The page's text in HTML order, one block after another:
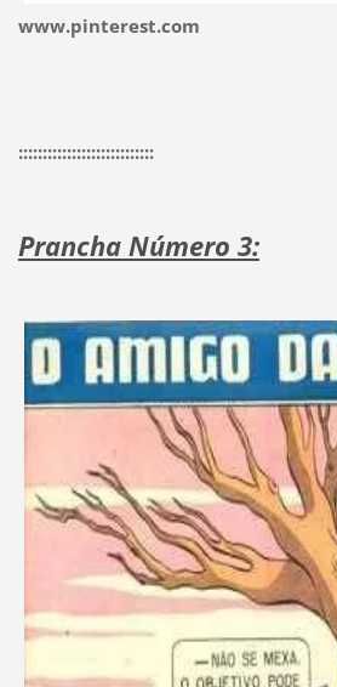
www.pinterest.com
::::::::::::::::::::::::::::
Prancha Número 3: